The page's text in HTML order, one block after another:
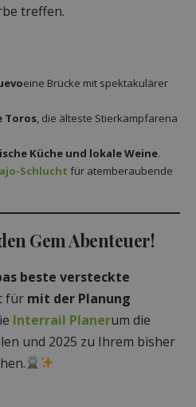
treffen.
eine Brücke mit spektakulärer
Toros, die älteste Stierkampfarena
Küche und lokale Weine.
Schlucht für atemberaubende
Gem Abenteuer!
beste versteckte
für mit der Planung
Interrail Planerum die
und 2025 zu Ihrem bisher